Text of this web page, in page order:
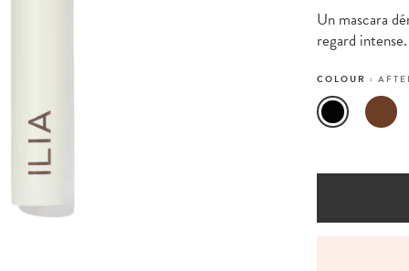
Un mascara
regard intense.
COLOUR :